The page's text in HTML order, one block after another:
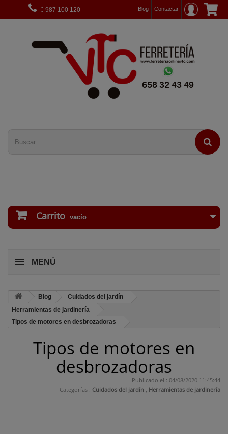
Contactar
: 987 100 120 Blog
Carrito vacío
MENÚ
Blog
Cuidados del jardín
Herramientas de jardinería
Tipos de motores en desbrozadoras
Tipos de motores en
desbrozadoras
Publicado el : 04/08/2020 11:45:44
Categorías : Cuidados del jardín , Herramientas de jardinería